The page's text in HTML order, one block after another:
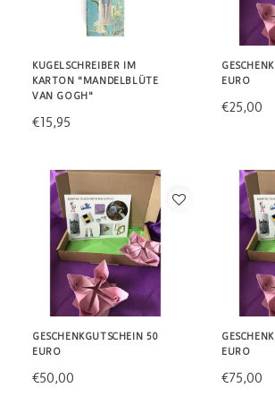
KUGELSCHREIBER IM
KARTON "MANDELBLÜTE
VAN GOGH"
€15,95
EURO
€25,00
GESCHENKGUTSCHEIN 50
EURO
€50,00
EURO
€75,00